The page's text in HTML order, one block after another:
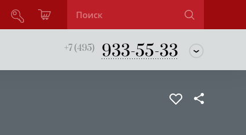
+7 (495) 933-55-33